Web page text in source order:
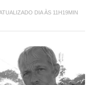
DIA ÀS 11H19MIN